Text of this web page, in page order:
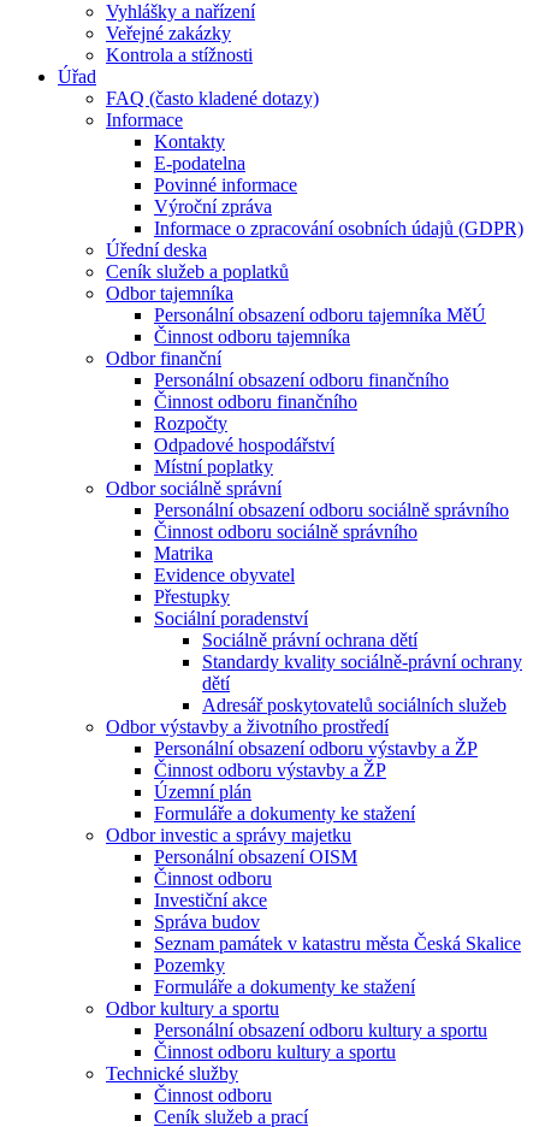
Vyhlášky a nařízení
Veřejné zakázky
Kontrola a stížnosti
Úřad
FAQ (často kladené dotazy)
Informace
Kontakty
E-podatelna
Povinné informace
Výroční zpráva
Informace o zpracování osobních údajů (GDPR)
Úřední deska
Ceník služeb a poplatků
Odbor tajemníka
Personální obsazení odboru tajemníka MěÚ
Činnost odboru tajemníka
Odbor finanční
Personální obsazení odboru finančního
Činnost odboru finančního
Rozpočty
Odpadové hospodářství
Místní poplatky
Odbor sociálně správní
Personální obsazení odboru sociálně správního
Činnost odboru sociálně správního
Matrika
Evidence obyvatel
Přestupky
Sociální poradenství
Sociálně právní ochrana dětí
Standardy kvality sociálně-právní ochrany
dětí
Adresář poskytovatelů sociálních služeb
Odbor výstavby a životního prostředí
Personální obsazení odboru výstavby a ŽP
Činnost odboru výstavby a ŽP
Územní plán
Formuláře a dokumenty ke stažení
Odbor investic a správy majetku
Personální obsazení OISM
Činnost odboru
Investiční akce
Správa budov
Seznam památek v katastru města Česká Skalice
Pozemky
Formuláře a dokumenty ke stažení
Odbor kultury a sportu
Personální obsazení odboru kultury a sportu
Činnost odboru kultury a sportu
Technické služby
Činnost odboru
Ceník služeb a prací